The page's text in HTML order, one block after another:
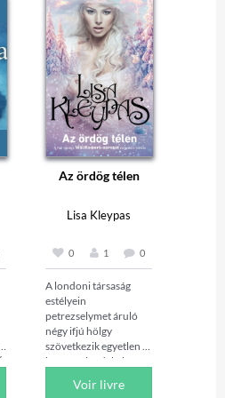
Az ördög télen
Lisa Kleypas
0 1 0
A londoni társaság
estélyein
petrezselymet áruló
négy ifjú hölgy
szövetkezik egyetlen
közös cél érdekében,
furfangot és praktikát
Voir livre